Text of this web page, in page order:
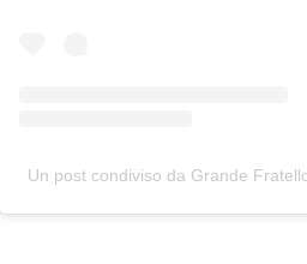
Un post condiviso da Grande